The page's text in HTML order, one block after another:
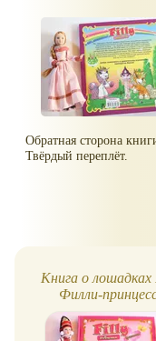
Обратная сторона
Твёрдый переплёт.
Книга о
Филли-